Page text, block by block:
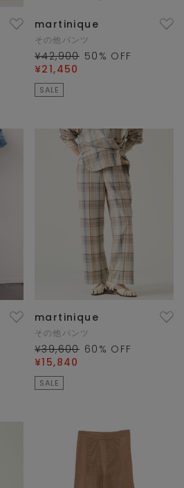
martinique
その他パンツ
¥42,900 50 % OFF
¥21,450
SALE
martinique
その他パンツ
¥39,600 60 % OFF
¥15,840
SALE